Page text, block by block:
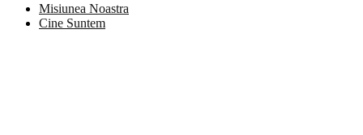
Misiunea Noastra
Cine Suntem